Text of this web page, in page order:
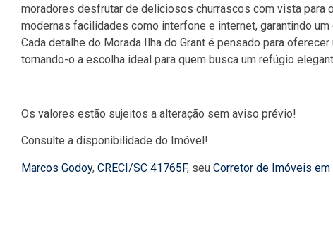
moradores desfrutar de deliciosos churrascos com vista para
modernas facilidades como interfone e internet, garantindo
Cada detalhe do Morada Ilha do Grant é pensado para
tornando-o a escolha ideal para quem busca um refúgio
Os valores estão sujeitos a alteração sem aviso prévio!
Consulte a disponibilidade do Imóvel!
Marcos Godoy, CRECI/SC 41765F, seu Corretor de Imóveis em